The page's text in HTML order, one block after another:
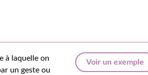
à laquelle on
un geste ou
Voir un exemple